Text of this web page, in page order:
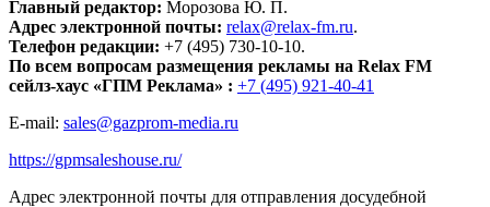
Главный редактор: Морозова Ю. П.
Адрес электронной почты: relax@relax-fm.ru.
Телефон редакции: +7 (495) 730-10-10.
По всем вопросам размещения рекламы на Relax FM
сейлз-хаус «ГПМ Реклама» : +7 (495) 921-40-41
E-mail: sales@gazprom-media.ru
https://gpmsaleshouse.ru/
Адрес электронной почты для отправления досудебной